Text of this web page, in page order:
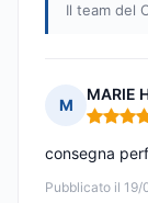
Il team del
M
MARIE
Nota: 5
Pubblicato il
consegna